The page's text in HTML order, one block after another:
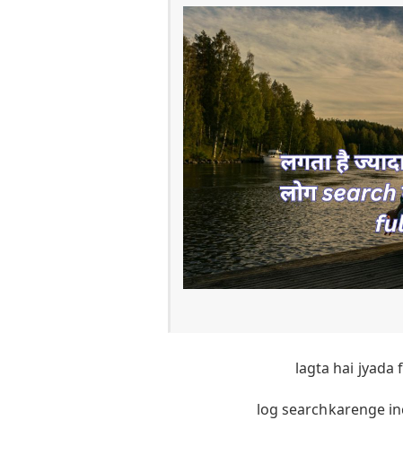
lagta hai jyada
log searchkarenge